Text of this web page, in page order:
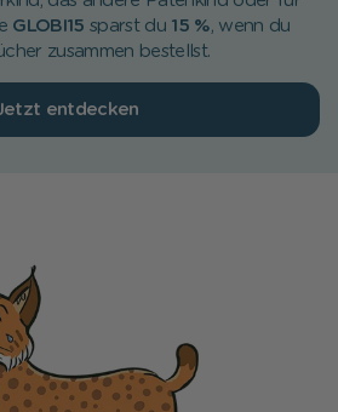
GLOBI15 sparst du 15 %, wenn du
zusammen bestellst.
entdecken